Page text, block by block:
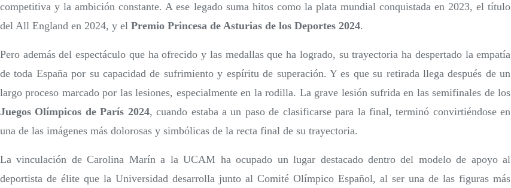
competitiva y la ambición constante. A ese legado suma hitos como la plata mundial conquistada en 2023, el título
del All England en 2024, y el Premio Princesa de Asturias de los Deportes 2024.
Pero además del espectáculo que ha ofrecido y las medallas que ha logrado, su trayectoria ha despertado la empatía
de toda España por su capacidad de sufrimiento y espíritu de superación. Y es que su retirada llega después de un
largo proceso marcado por las lesiones, especialmente en la rodilla. La grave lesión sufrida en las semifinales de los
Juegos Olímpicos de París 2024, cuando estaba a un paso de clasificarse para la final, terminó convirtiéndose en
una de las imágenes más dolorosas y simbólicas de la recta final de su trayectoria.
La vinculación de Carolina Marín a la UCAM ha ocupado un lugar destacado dentro del modelo de apoyo al
deportista de élite que la Universidad desarrolla junto al Comité Olímpico Español, al ser una de las figuras más